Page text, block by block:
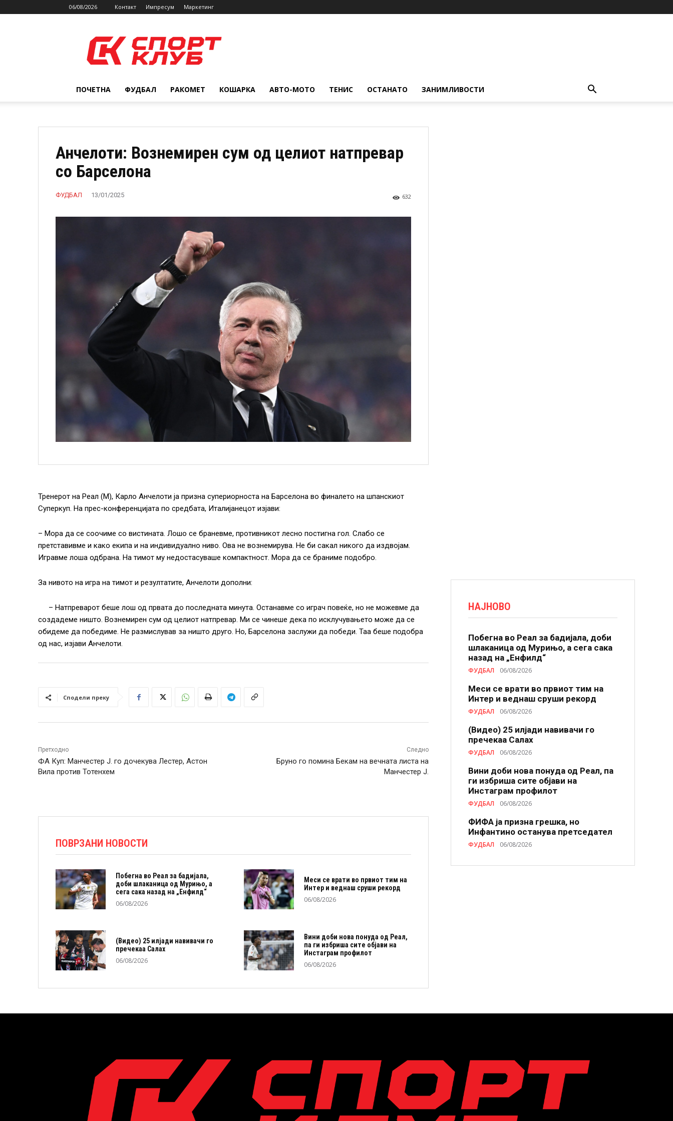
06/08/2026 Контакт Импресум Маркетинг
ПОЧЕТНА ФУДБАЛ РАКОМЕТ КОШАРКА АВТО-МОТО ТЕНИС ОСТАНАТО ЗАНИМЛИВОСТИ
Анчелоти: Вознемирен сум од целиот натпревар
со Барселона
ФУДБАЛ 13/01/2025 632
Тренерот на Реал (М), Карло Анчелоти ја призна супериорноста на Барселона во финалето на шпанскиот
Суперкуп. На прес-конференцијата по средбата, Италијанецот изјави:
– Мора да се соочиме со вистината. Лошо се браневме, противникот лесно постигна гол. Слабо се
претставивме и како екипа и на индивидуално ниво. Ова не вознемирува. Не би сакал никого да издвојам.
Игравме лоша одбрана. На тимот му недостасуваше компактност. Мора да се браниме подобро.
За нивото на игра на тимот и резултатите, Анчелоти дополни:
– Натпреварот беше лош од првата до последната минута. Останавме со играч повеќе, но не можевме да
создадеме ништо. Вознемирен сум од целиот натпревар. Ми се чинеше дека по исклучувањето може да се
обидеме да победиме. Не размислував за ништо друго. Но, Барселона заслужи да победи. Таа беше подобра
од нас, изјави Анчелоти.
Сподели преку
Претходно
ФА Куп: Манчестер Ј. го дочекува Лестер, Астон
Вила против Тотенхем
Следно
Бруно го помина Бекам на вечната листа на
Манчестер Ј.
ПОВРЗАНИ НОВОСТИ
Побегна во Реал за бадијала,
доби шлаканица од Мурињо, а
сега сака назад на „Енфилд“
06/08/2026
Меси се врати во првиот тим на
Интер и веднаш сруши рекорд
06/08/2026
(Видео) 25 илјади навивачи го
пречекаа Салах
06/08/2026
Вини доби нова понуда од Реал,
па ги избриша сите објави на
Инстаграм профилот
06/08/2026
НАЈНОВО
Побегна во Реал за бадијала, доби
шлаканица од Мурињо, а сега сака
назад на „Енфилд“
ФУДБАЛ 06/08/2026
Меси се врати во првиот тим на
Интер и веднаш сруши рекорд
ФУДБАЛ 06/08/2026
(Видео) 25 илјади навивачи го
пречекаа Салах
ФУДБАЛ 06/08/2026
Вини доби нова понуда од Реал, па
ги избриша сите објави на
Инстаграм профилот
ФУДБАЛ 06/08/2026
ФИФА ја призна грешка, но
Инфантино останува претседател
ФУДБАЛ 06/08/2026